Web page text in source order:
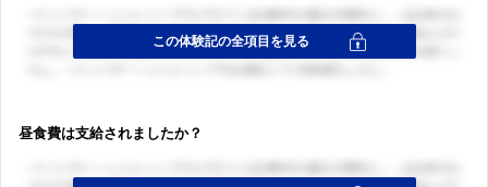
昼食費は支給されましたか？